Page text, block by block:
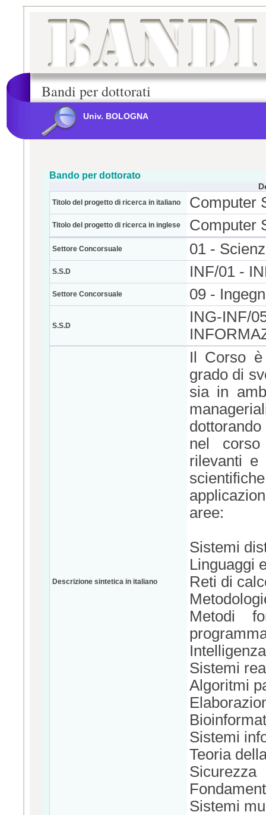
Bandi per dottorati
Univ. BOLOGNA
Bando per dottorato
Titolo del progetto di ricerca in italiano Computer
Titolo del progetto di ricerca in inglese Computer
Settore Concorsuale 01 -
S.S.D INF/01 -
Settore Concorsuale 09 -
S.S.D
ING-INF/
Descrizione sintetica in italiano
Il Corso è
grado di
sia in
dottorando
nel
rilevanti e
aree:
Sistemi
Linguaggi
Reti di
Metodi
Sistemi
Algoritmi
Sistemi
Teoria
Sicurezza
Sistemi